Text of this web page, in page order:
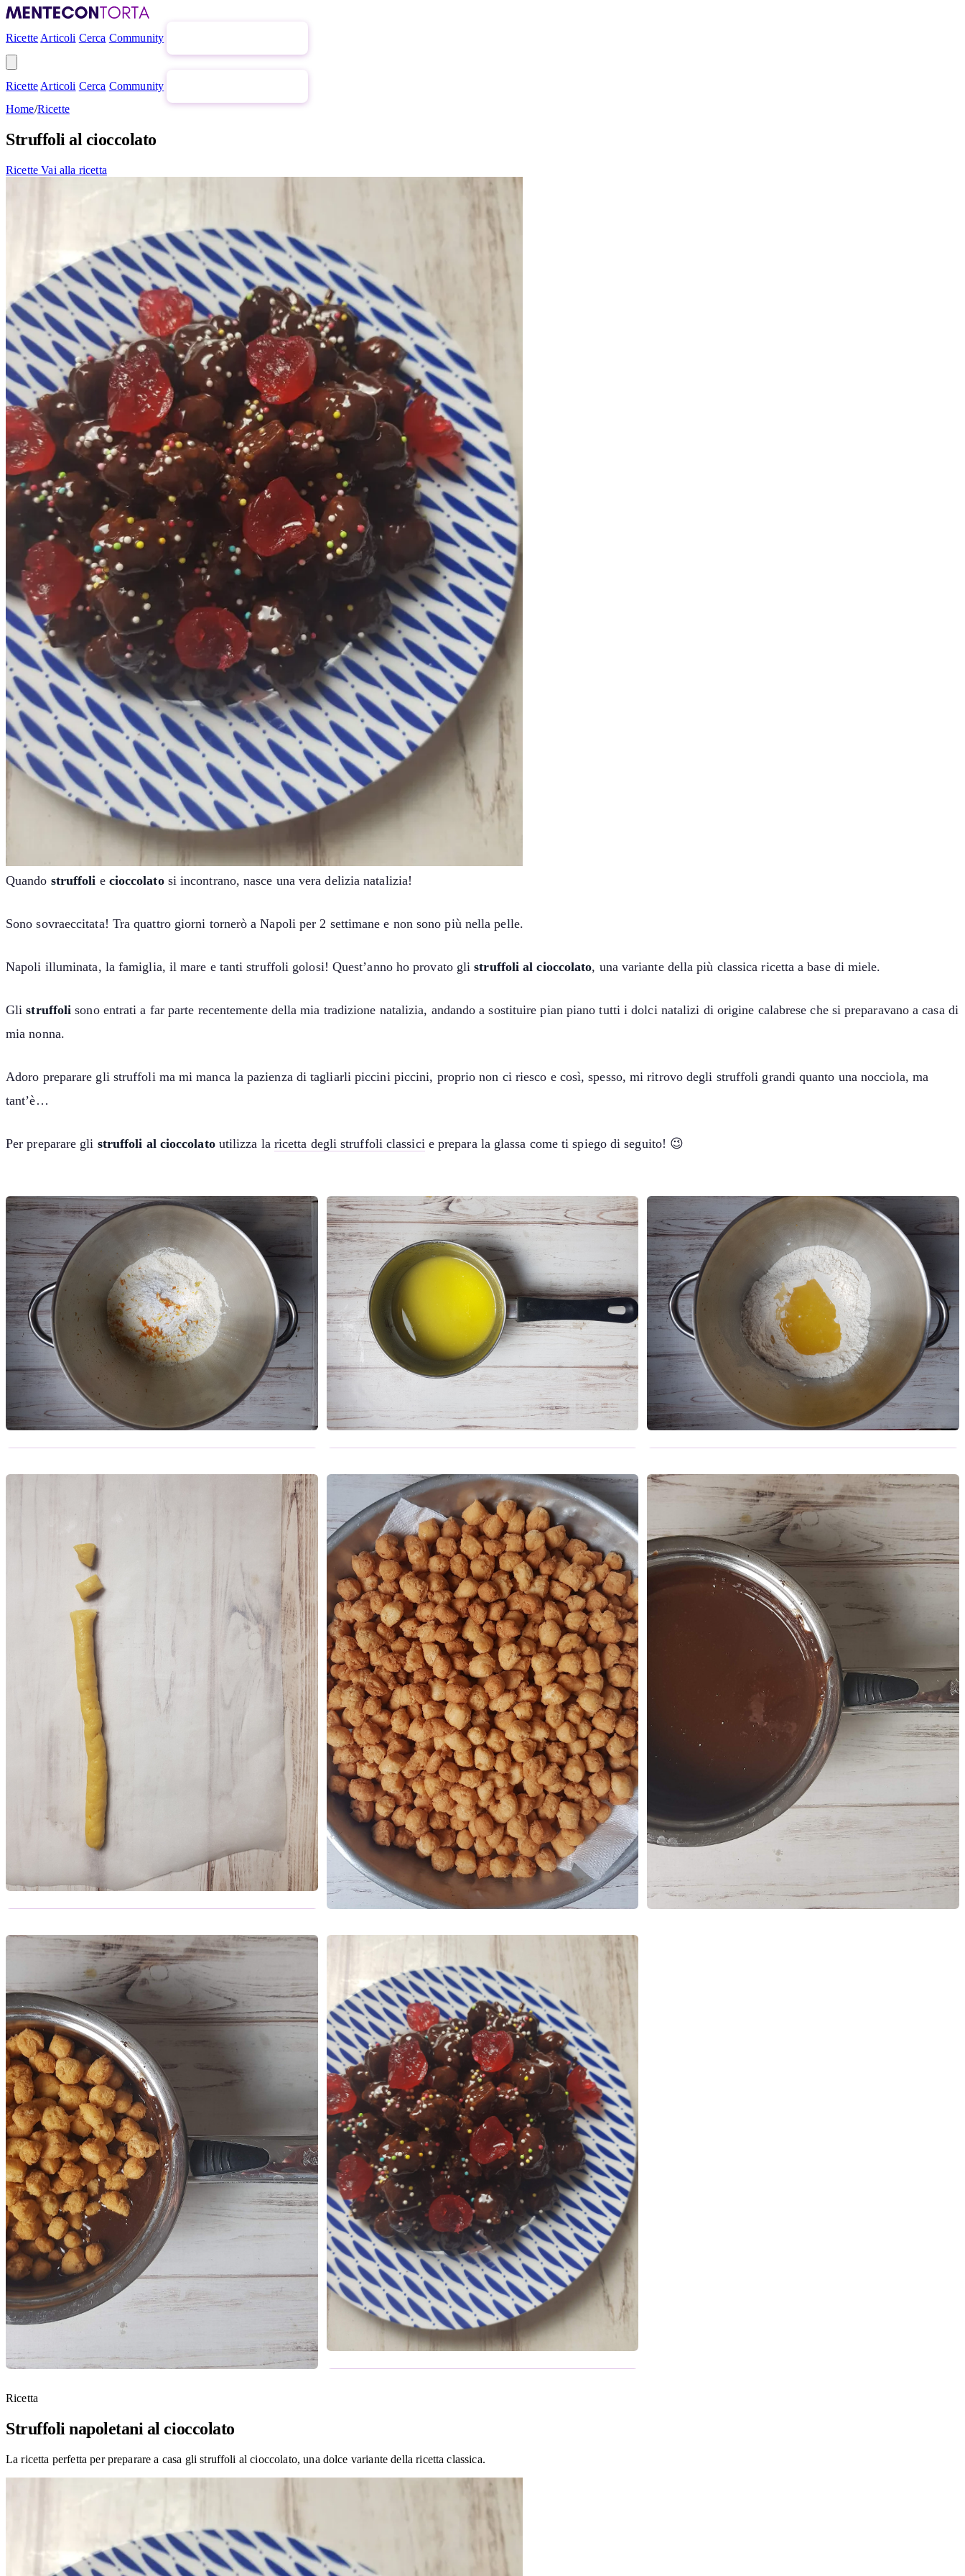
Ricette Articoli Cerca Community
Ricette Articoli Cerca Community
Home/Ricette
Struffoli al cioccolato
Ricette Vai alla ricetta
Quando struffoli e cioccolato si incontrano, nasce una vera delizia natalizia!
Sono sovraeccitata! Tra quattro giorni tornerò a Napoli per 2 settimane e non sono più nella pelle.
Napoli illuminata, la famiglia, il mare e tanti struffoli golosi! Quest’anno ho provato glistruffoli al cioccolato, una variante della più classica ricetta a base di miele.
Glistruffoli sono entrati a far parte recentemente della mia tradizione natalizia, andando a sostituire pian piano tutti i dolci natalizi di origine calabrese che si preparavano a casa di
mia nonna.
Adoro preparare gli struffoli ma mi manca la pazienza di tagliarli piccini piccini, proprio non ci riesco e così, spesso, mi ritrovo degli struffoli grandi quanto una nocciola, ma
tant’è…
Per preparare gli struffoli al cioccolatoutilizza la ricetta degli struffoli classicie prepara la glassa come ti spiego di seguito! 😉
Ricetta
Struffoli napoletani al cioccolato
La ricetta perfetta per preparare a casa gli struffoli al cioccolato, una dolce variante della ricetta classica.